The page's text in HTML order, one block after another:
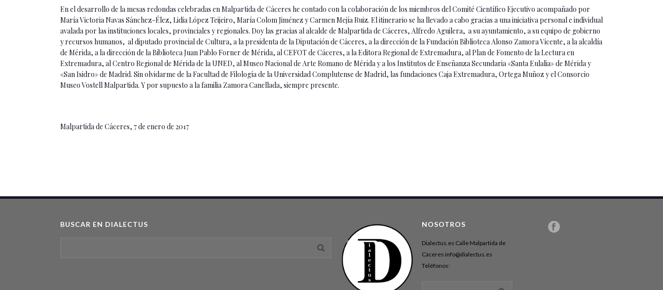
En el desarrollo de la mesas redondas celebradas en Malpartida de Cáceres he contado con la colaboración de los miembros del Comité Científico Ejecutivo acompañado por
María Victoria Navas Sánchez-Élez, Lidia López Teijeiro, María Colom Jiménez y Carmen Mejía Ruiz. El itinerario se ha llevado a cabo gracias a una iniciativa personal e individual
avalada por las instituciones locales, provinciales y regionales. Doy las gracias al alcalde de Malpartida de Cáceres, Alfredo Aguilera, a su ayuntamiento, a su equipo de gobierno
y recursos humanos, al diputado provincial de Cultura, a la presidenta de la Diputación de Cáceres, a la dirección de la Fundación Biblioteca Alonso Zamora Vicente, a la alcaldía
de Mérida, a la dirección de la Biblioteca Juan Pablo Forner de Mérida, al CEFOT de Cáceres, a la Editora Regional de Extremadura, al Plan de Fomento de la Lectura en
Extremadura, al Centro Regional de Mérida de la UNED, al Museo Nacional de Arte Romano de Mérida y a los Institutos de Enseñanza Secundaria «Santa Eulalia» de Mérida y
«San Isidro» de Madrid. Sin olvidarme de la Facultad de Filología de la Universidad Complutense de Madrid, las fundaciones Caja Extremadura, Ortega Muñoz y el Consorcio
Museo Vostell Malpartida. Y por supuesto a la familia Zamora Canellada, siempre presente.
Malpartida de Cáceres, 7 de enero de 2017
BUSCAR EN DIALECTUS NOSOTROS
Dialectus.es Calle Malpartida de
Cáceres info@dialectus.es
Teléfonos: